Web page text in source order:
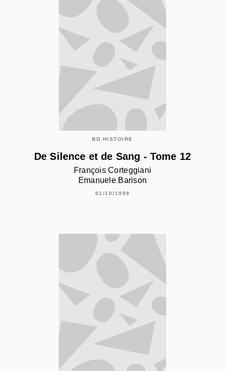
BD HISTOIRE
De Silence et de Sang - Tome 12
François Corteggiani
Emanuele Barison
01/10/1999